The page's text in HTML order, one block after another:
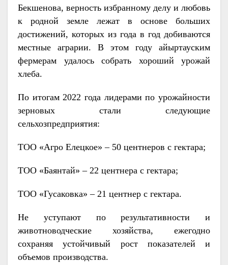
Бекшенова, верность избранному делу и любовь
к родной земле лежат в основе больших
достижений, которых из года в год добиваются
местные аграрии. В этом году айыртауским
фермерам удалось собрать хороший урожай
хлеба.
По итогам 2022 года лидерами по урожайности
зерновых стали следующие
сельхозпредприятия:
ТОО «Агро Елецкое» – 50 центнеров с гектара;
ТОО «Баянтай» – 22 центнера с гектара;
ТОО «Гусаковка» – 21 центнер с гектара.
Не уступают по результативности и
животноводческие хозяйства, ежегодно
сохраняя устойчивый рост показателей и
объемов производства.